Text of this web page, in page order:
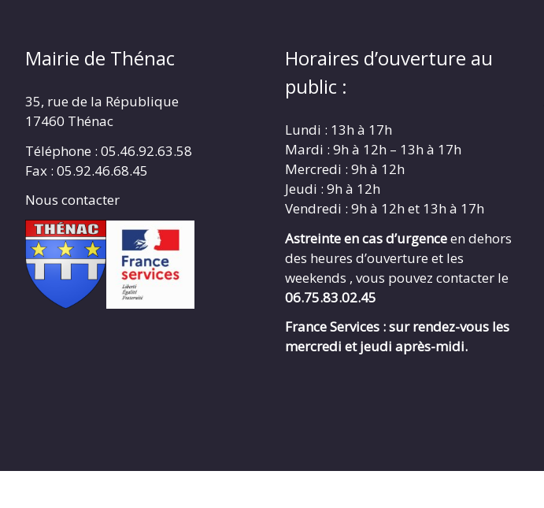
Mairie de Thénac
35, rue de la République
17460 Thénac
Téléphone : 05.46.92.63.58
Fax : 05.92.46.68.45
Nous contacter
Horaires d’ouverture au
public :
Lundi : 13h à 17h
Mardi : 9h à 12h – 13h à 17h
Mercredi : 9h à 12h
Jeudi : 9h à 12h
Vendredi : 9h à 12h et 13h à 17h
Astreinte en cas d’urgenceen dehors
des heures d’ouverture et les
weekends , vous pouvez contacter le
06.75.83.02.45
France Services : sur rendez-vous les
mercredi et jeudi après-midi.